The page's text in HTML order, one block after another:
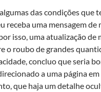
das condições que
receba uma mensagem
isso, uma atualização de
o roubo de grandes
concluo que seria
a uma página
que haja um detalhe